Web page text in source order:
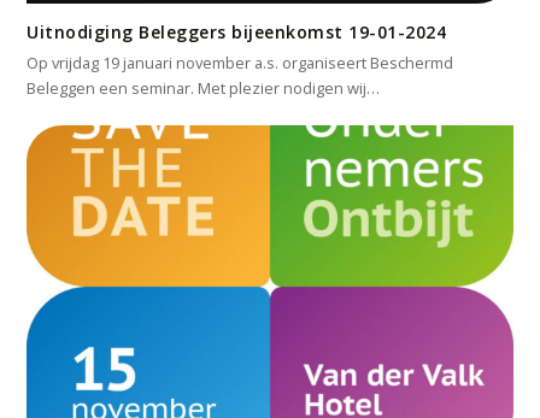
Uitnodiging Beleggers bijeenkomst 19-01-2024
Op vrijdag 19 januari november a.s. organiseert Beschermd
Beleggen een seminar. Met plezier nodigen wij…